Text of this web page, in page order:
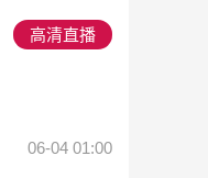
高清直播
06-04 01:00